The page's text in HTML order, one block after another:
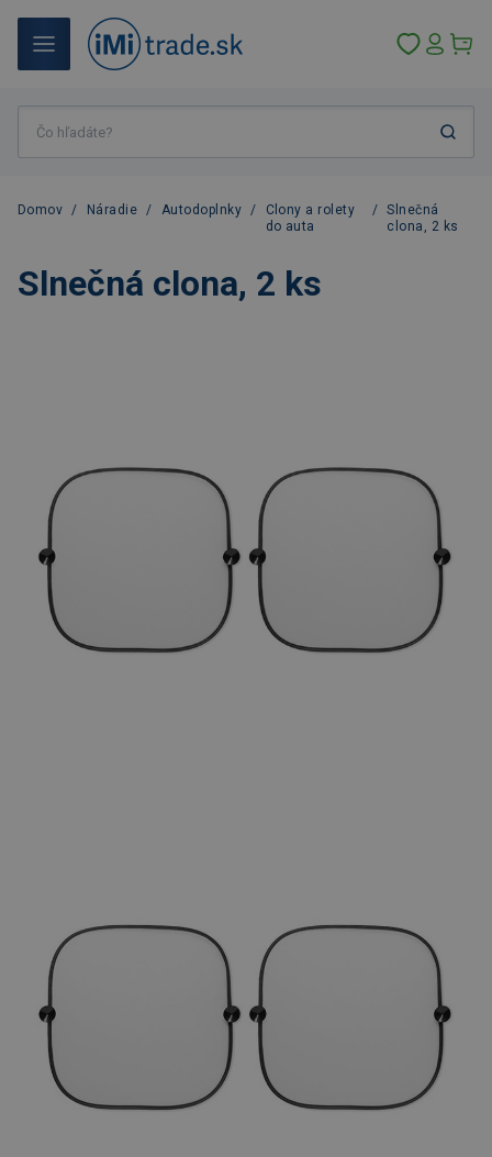
Domov / Náradie / Autodoplnky /
Clony a rolety
do auta
/
Slnečná
clona, 2 ks
Slnečná clona, 2 ks